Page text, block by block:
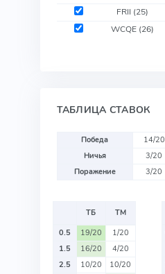
FRII (25)
WCQE (26)
ТАБЛИЦА СТАВОК
Победа
14/20
Ничья
3/20
Поражение
3/20
ТБ
ТМ
0.5
19/20
1/20
1.5
16/20
4/20
2.5
10/20
10/20